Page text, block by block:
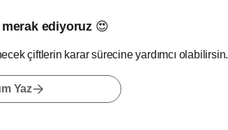
ediyoruz 😍
çiftlerin karar sürecine yardımcı olabilirsin.
Yaz